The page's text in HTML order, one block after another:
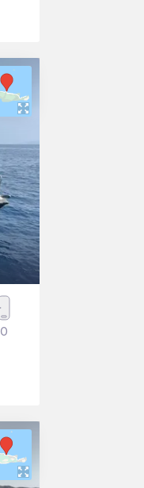
0